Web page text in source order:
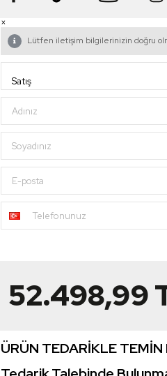
×
Lütfen iletişim bilgilerinizin doğru
Adınız
Soyadınız
E-posta
Telefonunuz
52.498,99
ÜRÜN TEDARİKLE TEMİN